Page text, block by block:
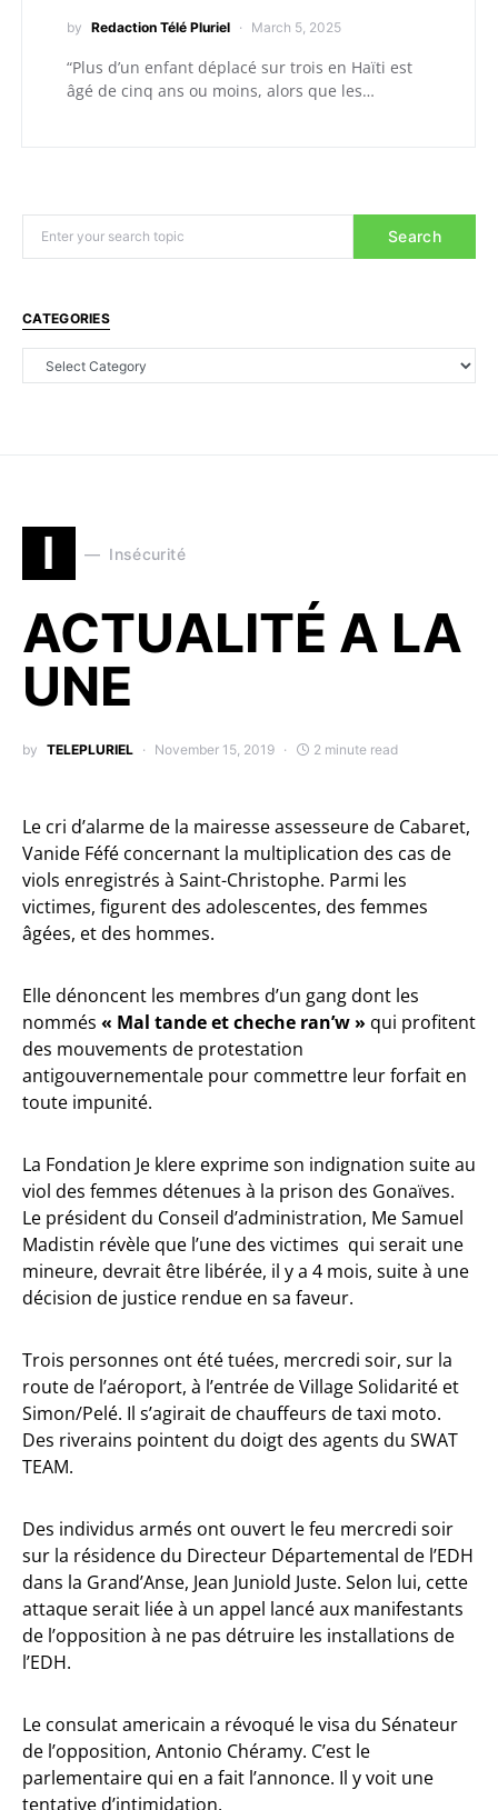
by Redaction Télé Pluriel March 5, 2025
“Plus d’un enfant déplacé sur trois en Haïti est
âgé de cinq ans ou moins, alors que les…
Search
CATEGORIES
I Insécurité
ACTUALITÉ A LA
UNE
by TELEPLURIEL November 15, 2019 2 minute read
Le cri d’alarme de la mairesse assesseure de Cabaret,
Vanide Féfé concernant la multiplication des cas de
viols enregistrés à Saint-Christophe. Parmi les
victimes, figurent des adolescentes, des femmes
âgées, et des hommes.
Elle dénoncent les membres d’un gang dont les
nommés « Mal tande et cheche ran’w » qui profitent
des mouvements de protestation
antigouvernementale pour commettre leur forfait en
toute impunité.
La Fondation Je klere exprime son indignation suite au
viol des femmes détenues à la prison des Gonaïves.
Le président du Conseil d’administration, Me Samuel
Madistin révèle que l’une des victimes qui serait une
mineure, devrait être libérée, il y a 4 mois, suite à une
décision de justice rendue en sa faveur.
Trois personnes ont été tuées, mercredi soir, sur la
route de l’aéroport, à l’entrée de Village Solidarité et
Simon/Pelé. Il s’agirait de chauffeurs de taxi moto.
Des riverains pointent du doigt des agents du SWAT
TEAM.
Des individus armés ont ouvert le feu mercredi soir
sur la résidence du Directeur Départemental de l’EDH
dans la Grand’Anse, Jean Juniold Juste. Selon lui, cette
attaque serait liée à un appel lancé aux manifestants
de l’opposition à ne pas détruire les installations de
l’EDH.
Le consulat americain a révoqué le visa du Sénateur
de l’opposition, Antonio Chéramy. C’est le
parlementaire qui en a fait l’annonce. Il y voit une
tentative d’intimidation.